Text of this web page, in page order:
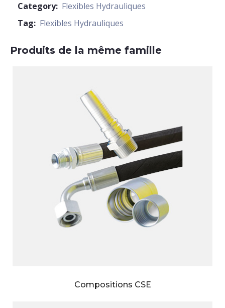
Category: Flexibles Hydrauliques
Tag: Flexibles Hydrauliques
Produits de la même famille
Compositions CSE